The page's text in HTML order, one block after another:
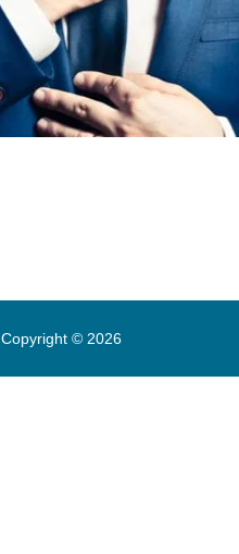
Copyright © 2026